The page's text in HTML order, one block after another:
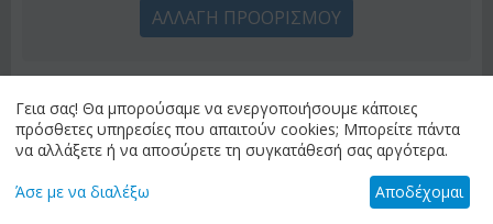
ΑΛΛΑΓΗ ΠΡΟΟΡΙΣΜΟΥ
ΚΑΤΗΓΟΡΙΕΣ
ΜΕΝΟΎ
Γεια σας! Θα μπορούσαμε να ενεργοποιήσουμε κάποιες
πρόσθετες υπηρεσίες που απαιτούν cookies; Μπορείτε πάντα
να αλλάξετε ή να αποσύρετε τη συγκατάθεσή σας αργότερα.
Άσε με να διαλέξω Αποδέχομαι